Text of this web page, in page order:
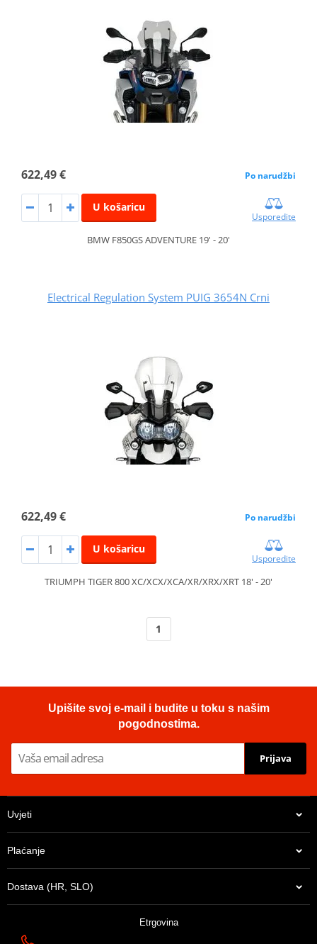
622,49 € Po narudžbi
U košaricu
Usporedite
BMW F850GS ADVENTURE 19' - 20'
Electrical Regulation System PUIG 3654N Crni
622,49 € Po narudžbi
U košaricu
Usporedite
TRIUMPH TIGER 800 XC/XCX/XCA/XR/XRX/XRT 18' - 20'
1
Upišite svoj e-mail i budite u toku s našim
pogodnostima.
Prijava
Uvjeti
Plaćanje
Dostava (HR, SLO)
Etrgovina